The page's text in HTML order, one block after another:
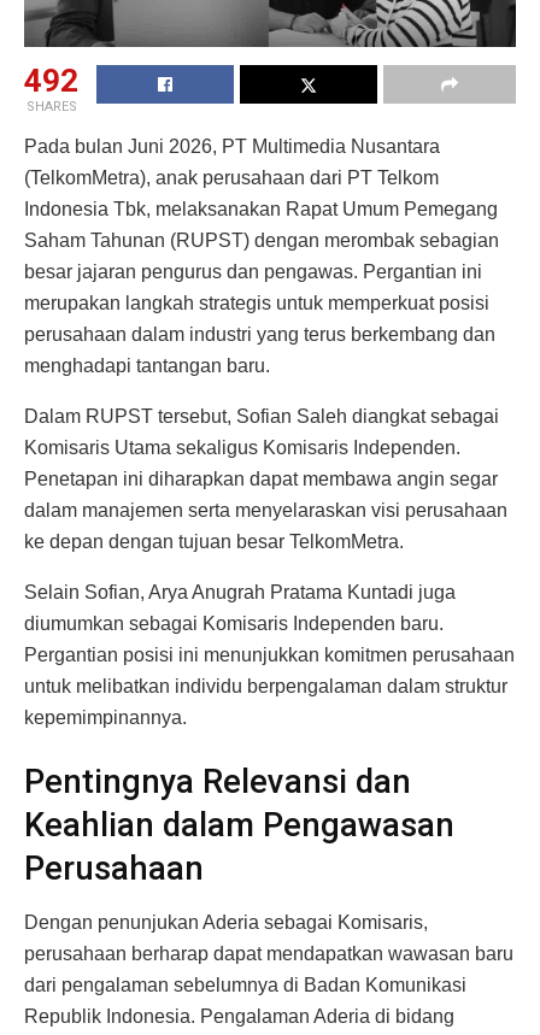
492
SHARES
Pada bulan Juni 2026, PT Multimedia Nusantara
(TelkomMetra), anak perusahaan dari PT Telkom
Indonesia Tbk, melaksanakan Rapat Umum Pemegang
Saham Tahunan (RUPST) dengan merombak sebagian
besar jajaran pengurus dan pengawas. Pergantian ini
merupakan langkah strategis untuk memperkuat posisi
perusahaan dalam industri yang terus berkembang dan
menghadapi tantangan baru.
Dalam RUPST tersebut, Sofian Saleh diangkat sebagai
Komisaris Utama sekaligus Komisaris Independen.
Penetapan ini diharapkan dapat membawa angin segar
dalam manajemen serta menyelaraskan visi perusahaan
ke depan dengan tujuan besar TelkomMetra.
Selain Sofian, Arya Anugrah Pratama Kuntadi juga
diumumkan sebagai Komisaris Independen baru.
Pergantian posisi ini menunjukkan komitmen perusahaan
untuk melibatkan individu berpengalaman dalam struktur
kepemimpinannya.
Pentingnya Relevansi dan
Keahlian dalam Pengawasan
Perusahaan
Dengan penunjukan Aderia sebagai Komisaris,
perusahaan berharap dapat mendapatkan wawasan baru
dari pengalaman sebelumnya di Badan Komunikasi
Republik Indonesia. Pengalaman Aderia di bidang